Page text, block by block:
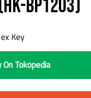
BP1203)
Key
On Tokopedia